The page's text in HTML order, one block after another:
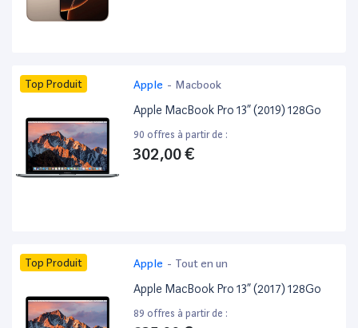
Top Produit Apple - Macbook
Apple MacBook Pro 13” (2019) 128Go
90 offres à partir de :
302,00 €
Top Produit Apple - Tout en un
Apple MacBook Pro 13” (2017) 128Go
89 offres à partir de :